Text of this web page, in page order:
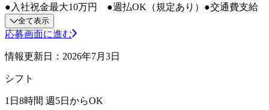
●入社祝金最大10万円 ●週払OK（規定あり）●交通費支給
全て表示
応募画面に進む
情報更新日：2026年7月3日
シフト
1日8時間 週5日からOK